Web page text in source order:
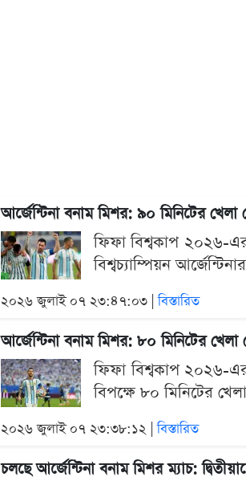
আর্জেন্টিনা বনাম মিশর: ৯০ মিনিটের
ফিফা বিশ্বকাপ ২০২৬-এর
বিশ্বচ্যাম্পিয়ন
২০২৬ জুলাই ০৭ ২৩:৪৭:০৩ |বিস্তারিত
আর্জেন্টিনা বনাম মিশর: ৮০ মিনিটের
ফিফা বিশ্বকাপ ২০২৬-এর
বিপক্ষে ৮০ মিনিটের
২০২৬ জুলাই ০৭ ২৩:৩৮:১২ |বিস্তারিত
চলছে আর্জেন্টিনা বনাম মিশর ম্যাচ: